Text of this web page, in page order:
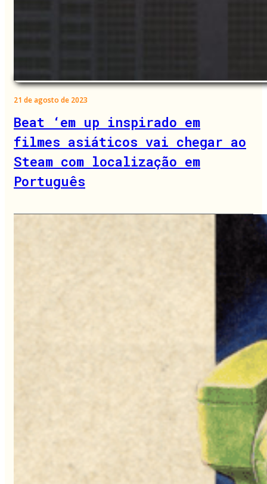
21 de agosto de 2023
Beat ‘em up inspirado em
filmes asiáticos vai chegar ao
Steam com localização em
Português